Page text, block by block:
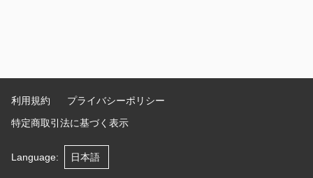
利用規約
プライバシーポリシー
特定商取引法に基づく表示
Language: